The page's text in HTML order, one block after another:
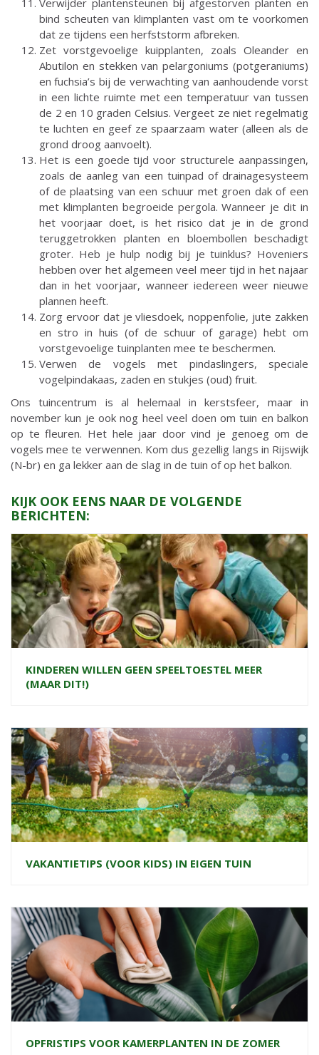
Verwijder plantensteunen bij afgestorven planten en
bind scheuten van klimplanten vast om te voorkomen
dat ze tijdens een herfststorm afbreken.
Zet vorstgevoelige kuipplanten, zoals Oleander en
Abutilon en stekken van pelargoniums (potgeraniums)
en fuchsia’s bij de verwachting van aanhoudende vorst
in een lichte ruimte met een temperatuur van tussen
de 2 en 10 graden Celsius. Vergeet ze niet regelmatig
te luchten en geef ze spaarzaam water (alleen als de
grond droog aanvoelt).
Het is een goede tijd voor structurele aanpassingen,
zoals de aanleg van een tuinpad of drainagesysteem
of de plaatsing van een schuur met groen dak of een
met klimplanten begroeide pergola. Wanneer je dit in
het voorjaar doet, is het risico dat je in de grond
teruggetrokken planten en bloembollen beschadigt
groter. Heb je hulp nodig bij je tuinklus? Hoveniers
hebben over het algemeen veel meer tijd in het najaar
dan in het voorjaar, wanneer iedereen weer nieuwe
plannen heeft.
Zorg ervoor dat je vliesdoek, noppenfolie, jute zakken
en stro in huis (of de schuur of garage) hebt om
vorstgevoelige tuinplanten mee te beschermen.
Verwen de vogels met pindaslingers, speciale
vogelpindakaas, zaden en stukjes (oud) fruit.
Ons tuincentrum is al helemaal in kerstsfeer, maar in
november kun je ook nog heel veel doen om tuin en balkon
op te fleuren. Het hele jaar door vind je genoeg om de
vogels mee te verwennen. Kom dus gezellig langs in Rijswijk
(N-br) en ga lekker aan de slag in de tuin of op het balkon.
KIJK OOK EENS NAAR DE VOLGENDE
BERICHTEN:
KINDEREN WILLEN GEEN SPEELTOESTEL MEER
(MAAR DIT!)
VAKANTIETIPS (VOOR KIDS) IN EIGEN TUIN
OPFRISTIPS VOOR KAMERPLANTEN IN DE ZOMER